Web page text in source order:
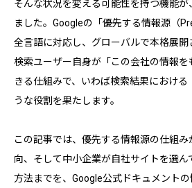
そんな状況を変える可能性を持つ機能
ました。Googleの「優先する情報源（
全言語に対応し、グローバルで本格展開
検索ユーザー自身が「この会社の情報
きる仕組みで、いわば検索結果における
うな役割を果たします。
この記事では、優先する情報源の仕組
向、そして中小企業が自社サイトを選
方法までを、Google公式ドキュメント